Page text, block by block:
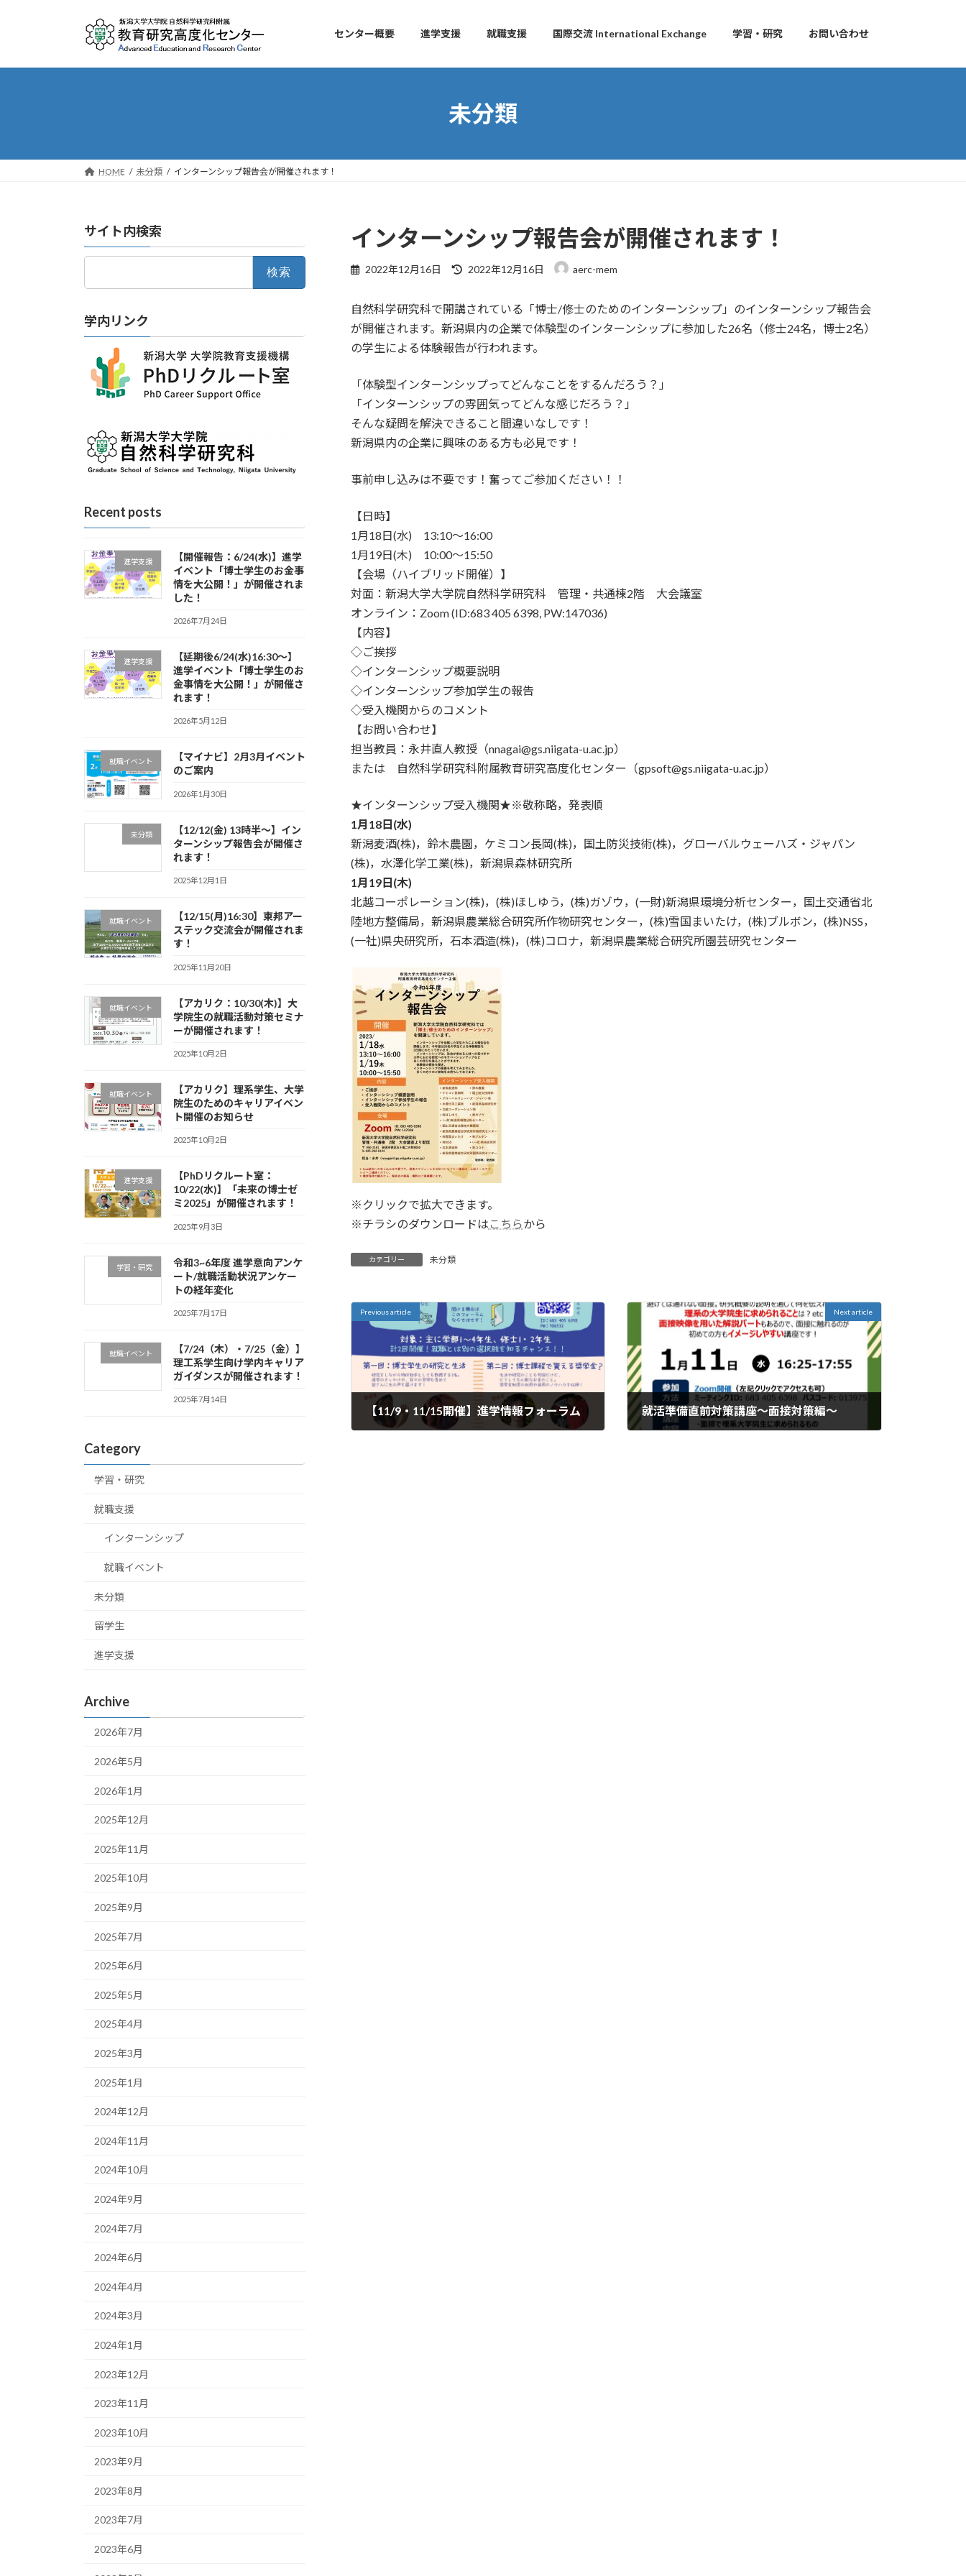
センター概要 進学支援 就職支援 国際交流 International Exchange 学習・研究 お問い合わせ
未分類
HOME 未分類 インターンシップ報告会が開催されます！
インターンシップ報告会が開催されます！
2022年12月16日
Last
updated
2022年12月16日 aerc-mem
自然科学研究科で開講されている「博士/修士のためのインターンシップ」のインターンシップ報告会
が開催されます。新潟県内の企業で体験型のインターンシップに参加した26名（修士24名，博士2名）
の学生による体験報告が行われます。
「体験型インターンシップってどんなことをするんだろう？」
「インターンシップの雰囲気ってどんな感じだろう？」
そんな疑問を解決できること間違いなしです！
新潟県内の企業に興味のある方も必見です！
事前申し込みは不要です！奮ってご参加ください！！
【日時】
1月18日(水) 13:10～16:00
1月19日(木) 10:00～15:50
【会場（ハイブリッド開催）】
対面：新潟大学大学院自然科学研究科 管理・共通棟2階 大会議室
オンライン：Zoom (ID:683 405 6398, PW:147036)
【内容】
◇ご挨拶
◇インターンシップ概要説明
◇インターンシップ参加学生の報告
◇受入機関からのコメント
【お問い合わせ】
担当教員：永井直人教授（nnagai@gs.niigata-u.ac.jp）
または 自然科学研究科附属教育研究高度化センター（gpsoft@gs.niigata-u.ac.jp）
★インターンシップ受入機関★※敬称略，発表順
1月18日(水)
新潟麦酒(株)，鈴木農園，ケミコン長岡(株)，国土防災技術(株)，グローバルウェーハズ・ジャパン
(株)，水澤化学工業(株)，新潟県森林研究所
1月19日(木)
北越コーポレーション(株)，(株)ほしゆう，(株)ガゾウ，(一財)新潟県環境分析センター，国土交通省北
陸地方整備局，新潟県農業総合研究所作物研究センター，(株)雪国まいたけ，(株)ブルボン，(株)NSS，
(一社)県央研究所，石本酒造(株)，(株)コロナ，新潟県農業総合研究所園芸研究センター
※クリックで拡大できます。
※チラシのダウンロードは こちらから
カテゴリー 未分類
Previous article
【11/9・11/15開催】進学情報フォーラム
Next article
就活準備直前対策講座～面接対策編～
サイト内検索
学内リンク
Recent posts
進学支援
【開催報告：6/24(水)】進学
イベント「博士学生のお金事
情を大公開！」が開催されま
した！
2026年7月24日
進学支援
【延期後6/24(水)16:30～】
進学イベント「博士学生のお
金事情を大公開！」が開催さ
れます！
2026年5月12日
就職イベント
【マイナビ】2月3月イベント
のご案内
2026年1月30日
未分類
【12/12(金) 13時半～】イン
ターンシップ報告会が開催さ
れます！
2025年12月1日
就職イベント
【12/15(月)16:30】東邦アー
ステック交流会が開催されま
す！
2025年11月20日
就職イベント
【アカリク：10/30(木)】大
学院生の就職活動対策セミナ
ーが開催されます！
2025年10月2日
就職イベント
【アカリク】理系学生、大学
院生のためのキャリアイベン
ト開催のお知らせ
2025年10月2日
進学支援
【PhDリクルート室：
10/22(水)】「未来の博士ゼ
ミ2025」が開催されます！
2025年9月3日
学習・研究
令和3~6年度 進学意向アンケ
ート/就職活動状況アンケー
トの経年変化
2025年7月17日
就職イベント
【7/24（木）・7/25（金）】
理工系学生向け学内キャリア
ガイダンスが開催されます！
2025年7月14日
Category
学習・研究
就職支援
インターンシップ
就職イベント
未分類
留学生
進学支援
Archive
2026年7月
2026年5月
2026年1月
2025年12月
2025年11月
2025年10月
2025年9月
2025年7月
2025年6月
2025年5月
2025年4月
2025年3月
2025年1月
2024年12月
2024年11月
2024年10月
2024年9月
2024年7月
2024年6月
2024年4月
2024年3月
2024年1月
2023年12月
2023年11月
2023年10月
2023年9月
2023年8月
2023年7月
2023年6月